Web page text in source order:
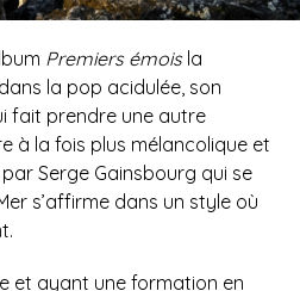
Premiers émoisla
la pop acidulée, son
fait prendre une autre
à la fois plus mélancolique et
Serge Gainsbourg qui se
s’affirme dans un style où
et ayant une formation en